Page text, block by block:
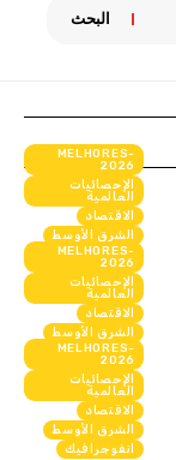
البحث
MELHORES-
2026
الإحصائيات
العالمية
الاقتصاد
الشرق الأوسط
انفوجرافيك
MELHORES-
2026
الإحصائيات
العالمية
الاقتصاد
الشرق الأوسط
انفوجرافيك
MELHORES-
2026
الإحصائيات
العالمية
الاقتصاد
الشرق الأوسط
انفوجرافيك